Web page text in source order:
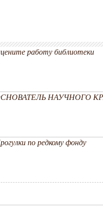
работу библиотеки
НАУЧНОГО
по редкому фонду